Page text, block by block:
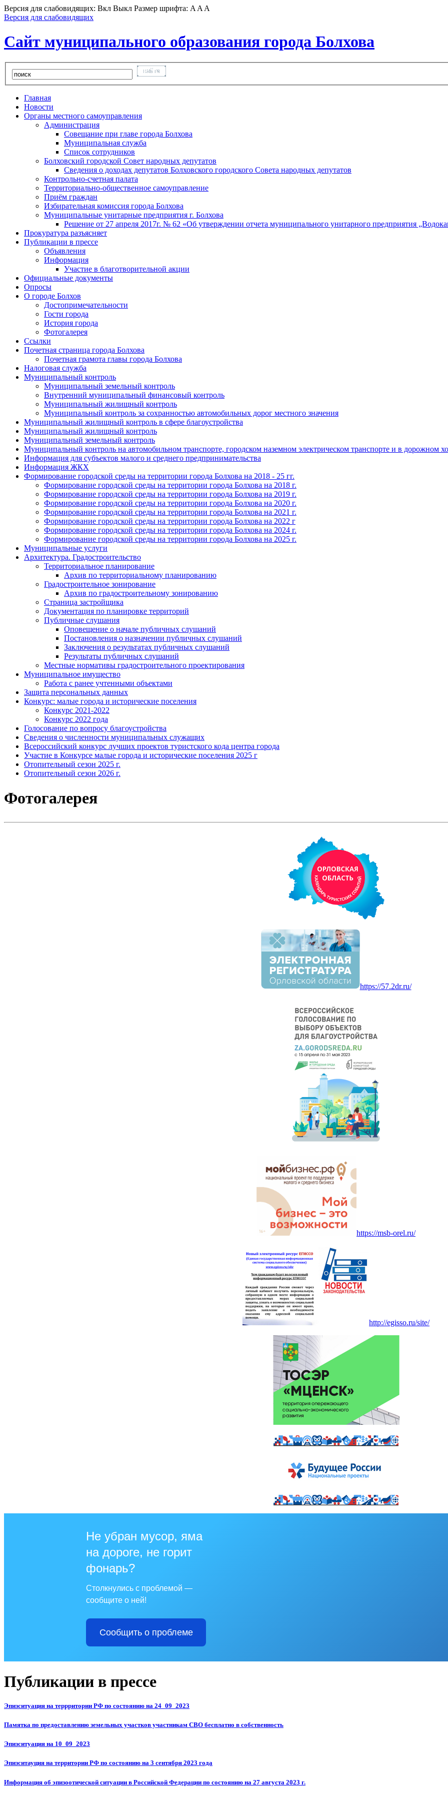
Версия для слабовидящих: Вкл Выкл Размер шрифта: A A A
Версия для слабовидящих
Сайт муниципального образования города Болхова
Главная
Новости
Органы местного самоуправления
Администрация
Совещание при главе города Болхова
Муниципальная служба
Список сотрудников
Болховский городской Совет народных депутатов
Сведения о доходах депутатов Болховского городского Совета народных депутатов
Контрольно-счетная палата
Территориально-общественное самоуправление
Приём граждан
Избирательная комиссия города Болхова
Муниципальные унитарные предприятия г. Болхова
Решение от 27 апреля 2017г. № 62 «Об утверждении отчета муниципального унитарного предприятия
Прокуратура разъясняет
Публикации в прессе
Объявления
Информация
Участие в благотворительной акции
Официальные документы
Опросы
О городе Болхов
Достопримечательности
Гости города
История города
Фотогалерея
Ссылки
Почетная страница города Болхова
Почетная грамота главы города Болхова
Налоговая служба
Муниципальный контроль
Муниципальный земельный контроль
Внутренний муниципальный финансовый контроль
Муниципальный жилищный контроль
Муниципальный контроль за сохранностью автомобильных дорог местного значения
Муниципальный жилищный контроль в сфере благоустройства
Муниципальный жилищный контроль
Муниципальный земельный контроль
Муниципальный контроль на автомобильном транспорте, городском наземном электрическом транспорте и в дорожном
Информация для субъектов малого и среднего предпринимательства
Информация ЖКХ
Формирование городской среды на территории города Болхова на 2018 - 25 гг.
Формирование городской среды на территории города Болхова на 2018 г.
Формирование городской среды на территории города Болхова на 2019 г.
Формирование городской среды на территории города Болхова на 2020 г.
Формирование городской среды на территории города Болхова на 2021 г.
Формирование городской среды на территории города Болхова на 2022 г
Формирование городской среды на территории города Болхова на 2024 г.
Формирование городской среды на территории города Болхова на 2025 г.
Муниципальные услуги
Архитектура. Градостроительство
Территориальное планирование
Архив по территориальному планированию
Градостроительное зонирование
Архив по градостроительному зонированию
Страница застройщика
Документация по планировке территорий
Публичные слушания
Оповещение о начале публичных слушаний
Постановления о назначении публичных слушаний
Заключения о результатах публичных слушаний
Результаты публичных слушаний
Местные нормативы градостроительного проектирования
Муниципальное имущество
Работа с ранее учтенными объектами
Защита персональных данных
Конкурс: малые города и исторические поселения
Конкурс 2021-2022
Конкурс 2022 года
Голосование по вопросу благоустройства
Сведения о численности муниципальных служащих
Всероссийский конкурс лучших проектов туристского кода центра города
Участие в Конкурсе малые города и исторические поселения 2025 г
Отопительный сезон 2025 г.
Отопительный сезон 2026 г.
Фотогалерея
https://57.2dr.ru/
https://msb-orel.ru/
http://egisso.ru/site/
Не убран мусор, яма
на дороге, не горит
фонарь?
Столкнулись с проблемой —
сообщите о ней!
Сообщить о проблеме
Публикации в прессе
Эпизситуация на террритории РФ по состоянию на 24_09_2023
Памятка по предоставлению земельных участков участникам СВО бесплатно в собственность
Эпизситуация на 10_09_2023
Эпизситауция на территории РФ по состоянию на 3 сентября 2023 года
Информация об эпизоотической ситуации в Российской Федерации по состоянию на 27 августа 2023 г.